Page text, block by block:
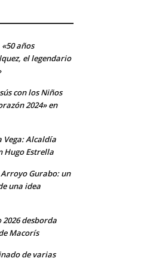
«50 años
el legendario
con los Niños
2024» en
Vega: Alcaldía
Hugo Estrella
Arroyo Gurabo: un
una idea
desborda
Macorís
de varias